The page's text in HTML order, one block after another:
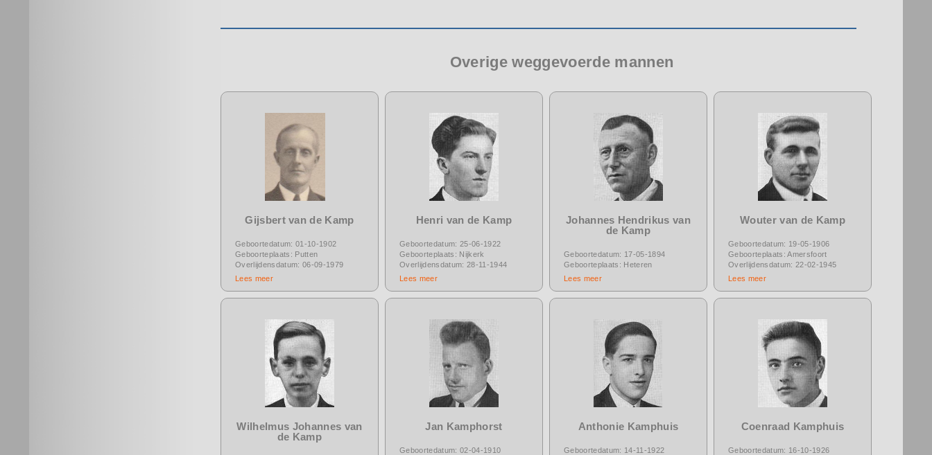
Overige weggevoerde mannen
Gijsbert van de Kamp
Geboortedatum: 01-10-1902
Geboorteplaats: Putten
Overlijdensdatum: 06-09-1979
Lees meer
Henri van de Kamp
Geboortedatum: 25-06-1922
Geboorteplaats: Nijkerk
Overlijdensdatum: 28-11-1944
Lees meer
Johannes Hendrikus van
de Kamp
Geboortedatum: 17-05-1894
Geboorteplaats: Heteren
Lees meer
Wouter van de Kamp
Geboortedatum: 19-05-1906
Geboorteplaats: Amersfoort
Overlijdensdatum: 22-02-1945
Lees meer
Wilhelmus Johannes van
de Kamp
Jan Kamphorst
Geboortedatum: 02-04-1910
Anthonie Kamphuis
Geboortedatum: 14-11-1922
Coenraad Kamphuis
Geboortedatum: 16-10-1926